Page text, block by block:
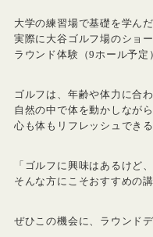
大学の練習場で基礎を学んだ
実際に大谷ゴルフ場のショ
ラウンド体験（9ホール予定
ゴルフは、年齢や体力に合
自然の中で体を動かしなが
心も体もリフレッシュでき
「ゴルフに興味はあるけど
そんな方にこそおすすめの講
ぜひこの機会に、ラウンド